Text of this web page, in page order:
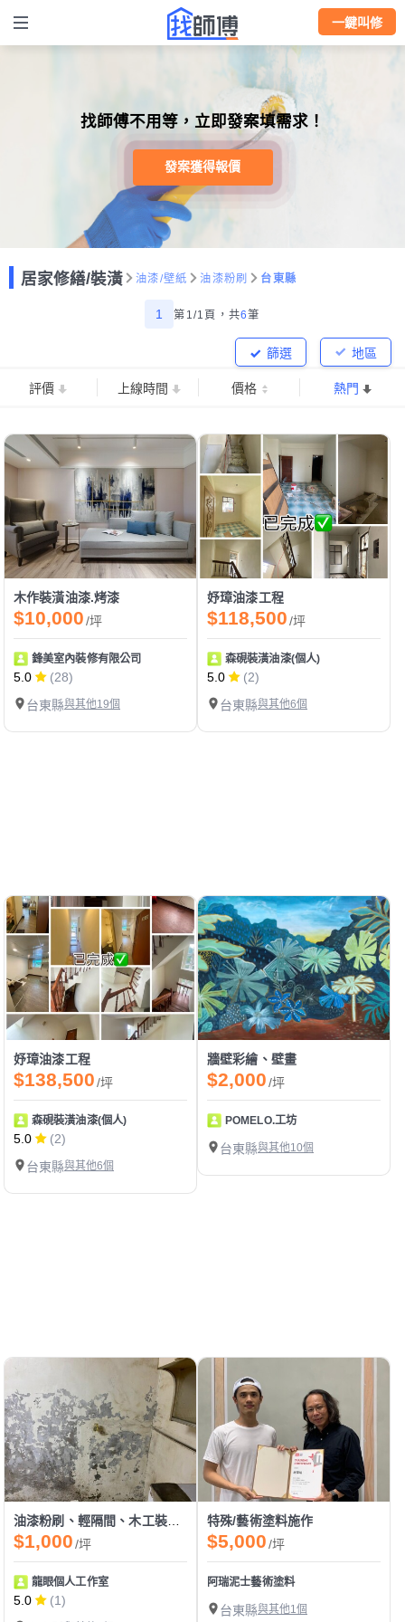
一鍵叫修
找師傅不用等，立即發案填需求！
發案獲得報價
居家修繕/裝潢 油漆/壁紙 油漆粉刷 台東縣
1 第1/1頁， 共6筆
地區
篩選
評價 上線時間 價格 熱門
木作裝潢油漆.烤漆
$10,000/坪
鋒美室內裝修有限公司
5.0
(28)
台東縣與其他19個
妤璋油漆工程
$118,500/坪
森硯裝潢油漆(個人)
5.0
(2)
台東縣與其他6個
妤璋油漆工程
$138,500/坪
森硯裝潢油漆(個人)
5.0
(2)
台東縣與其他6個
牆壁彩繪、壁畫
$2,000/坪
POMELO.工坊
台東縣與其他10個
油漆粉刷、輕隔間、木工裝潢、老屋翻新
$1,000/坪
龍眼個人工作室
5.0
(1)
特殊/藝術塗料施作
$5,000/坪
阿瑞泥士藝術塗料
台東縣與其他1個